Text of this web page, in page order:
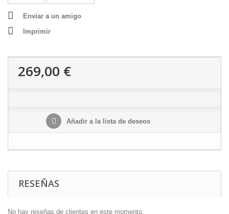
Enviar a un amigo
Imprimir
269,00 €
Añadir a la lista de deseos
RESEÑAS
No hay reseñas de clientes en este momento.